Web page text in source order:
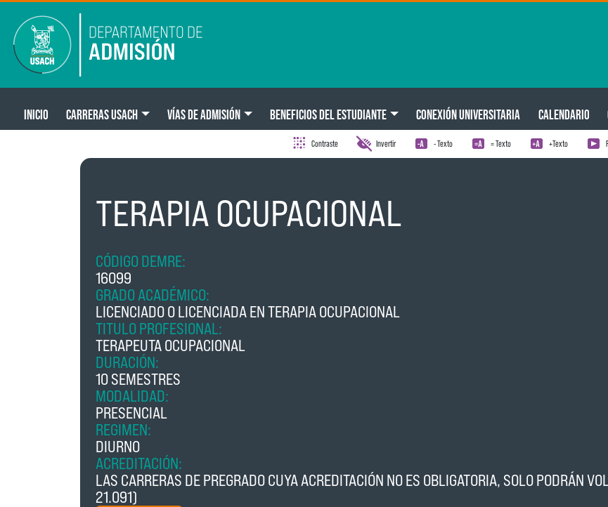
Main navigation
INICIO CARRERAS USACH VÍAS DE ADMISIÓN BENEFICIOS DEL ESTUDIANTE CONEXIÓN UNIVERSITARIA CALENDARIO
Contraste Invertir - Texto = Texto +Texto
TERAPIA OCUPACIONAL
CÓDIGO DEMRE:
16099
GRADO ACADÉMICO:
LICENCIADO O LICENCIADA EN TERAPIA OCUPACIONAL
TITULO PROFESIONAL:
TERAPEUTA OCUPACIONAL
DURACIÓN:
10 SEMESTRES
MODALIDAD:
PRESENCIAL
REGIMEN:
DIURNO
ACREDITACIÓN:
LAS CARRERAS DE PREGRADO CUYA ACREDITACIÓN NO ES OBLIGATORIA, SOLO PODRÁN
21.091)